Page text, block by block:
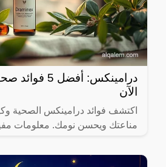
درامينكس:
الآن
اكتشف فوائد درامينكس الصحية
مناعتك ويحسن نومك. معلومات